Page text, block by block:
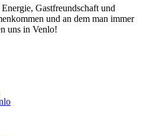
Gastfreundschaft und
und an dem man immer
uns in Venlo!